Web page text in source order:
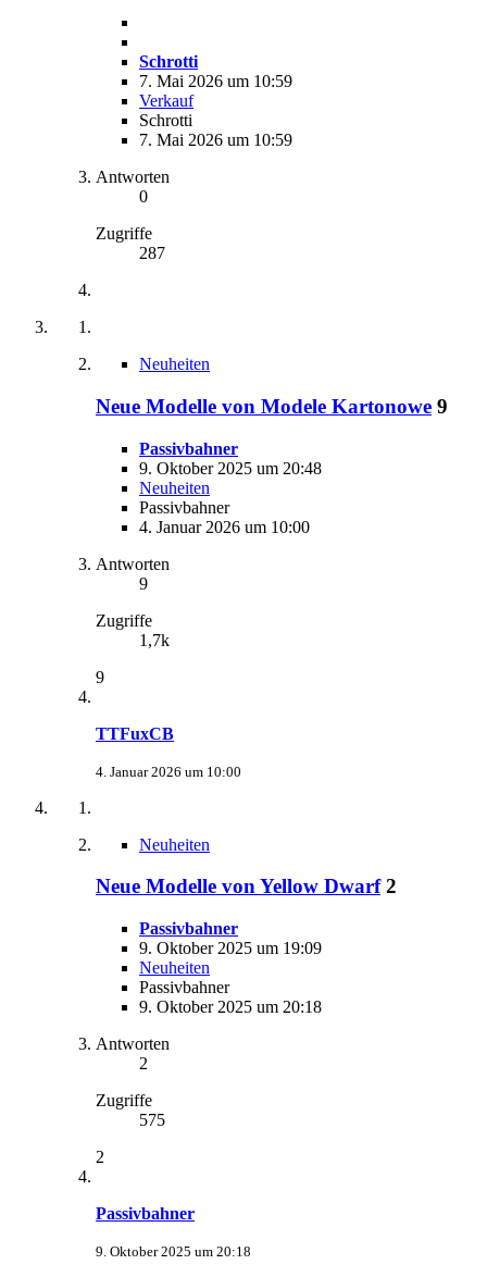
Schrotti
7. Mai 2026 um 10:59
Verkauf
Schrotti
7. Mai 2026 um 10:59
Antworten
0
Zugriffe
287
Neuheiten
Neue Modelle von Modele Kartonowe 9
Passivbahner
9. Oktober 2025 um 20:48
Neuheiten
Passivbahner
4. Januar 2026 um 10:00
Antworten
9
Zugriffe
1,7k
9
TTFuxCB
4. Januar 2026 um 10:00
Neuheiten
Neue Modelle von Yellow Dwarf 2
Passivbahner
9. Oktober 2025 um 19:09
Neuheiten
Passivbahner
9. Oktober 2025 um 20:18
Antworten
2
Zugriffe
575
2
Passivbahner
9. Oktober 2025 um 20:18